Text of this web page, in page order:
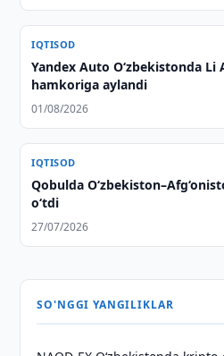
IQTISOD
Yandex Auto O‘zbekistonda
hamkoriga aylandi
01/08/2026
IQTISOD
Qobulda
o‘tdi
27/07/2026
SO'NGGI YANGILIKLAR